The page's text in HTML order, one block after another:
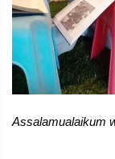
Assalamualaikum